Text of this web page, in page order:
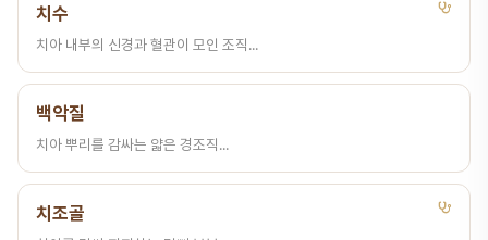
치수
치아 내부의 신경과 혈관이 모인 조직...
백악질
치아 뿌리를 감싸는 얇은 경조직...
치조골